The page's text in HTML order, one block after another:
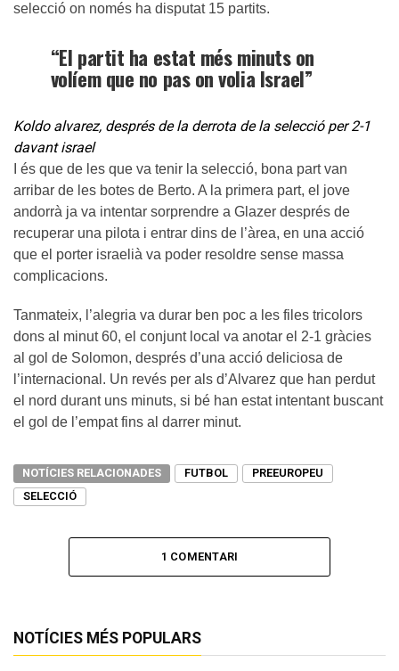
selecció on només ha disputat 15 partits.
“El partit ha estat més minuts on
volíem que no pas on volia Israel”
Koldo alvarez, després de la derrota de la selecció per 2-1
davant israel
I és que de les que va tenir la selecció, bona part van
arribar de les botes de Berto. A la primera part, el jove
andorrà ja va intentar sorprendre a Glazer després de
recuperar una pilota i entrar dins de l’àrea, en una acció
que el porter israelià va poder resoldre sense massa
complicacions.
Tanmateix, l’alegria va durar ben poc a les files tricolors
dons al minut 60, el conjunt local va anotar el 2-1 gràcies
al gol de Solomon, després d’una acció deliciosa de
l’internacional. Un revés per als d’Alvarez que han perdut
el nord durant uns minuts, si bé han estat intentant buscant
el gol de l’empat fins al darrer minut.
NOTÍCIES RELACIONADES FUTBOL
PREEUROPEU
SELECCIÓ
1 COMENTARI
NOTÍCIES MÉS POPULARS